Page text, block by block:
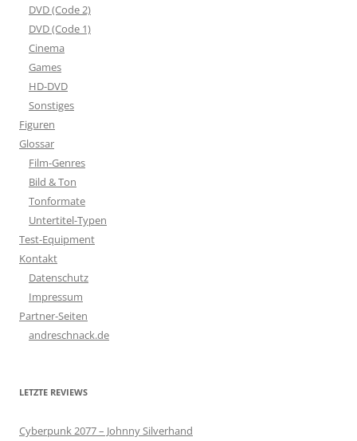
DVD (Code 2)
DVD (Code 1)
Cinema
Games
HD-DVD
Sonstiges
Figuren
Glossar
Film-Genres
Bild & Ton
Tonformate
Untertitel-Typen
Test-Equipment
Kontakt
Datenschutz
Impressum
Partner-Seiten
andreschnack.de
LETZTE REVIEWS
Cyberpunk 2077 – Johnny Silverhand